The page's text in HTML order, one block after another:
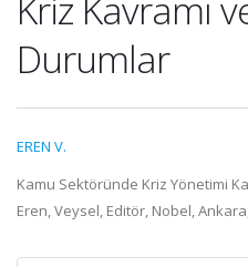
Durumlar
EREN V.
Kamu Sektöründe Kriz Yönetimi
Eren, Veysel, Editör, Nobel,